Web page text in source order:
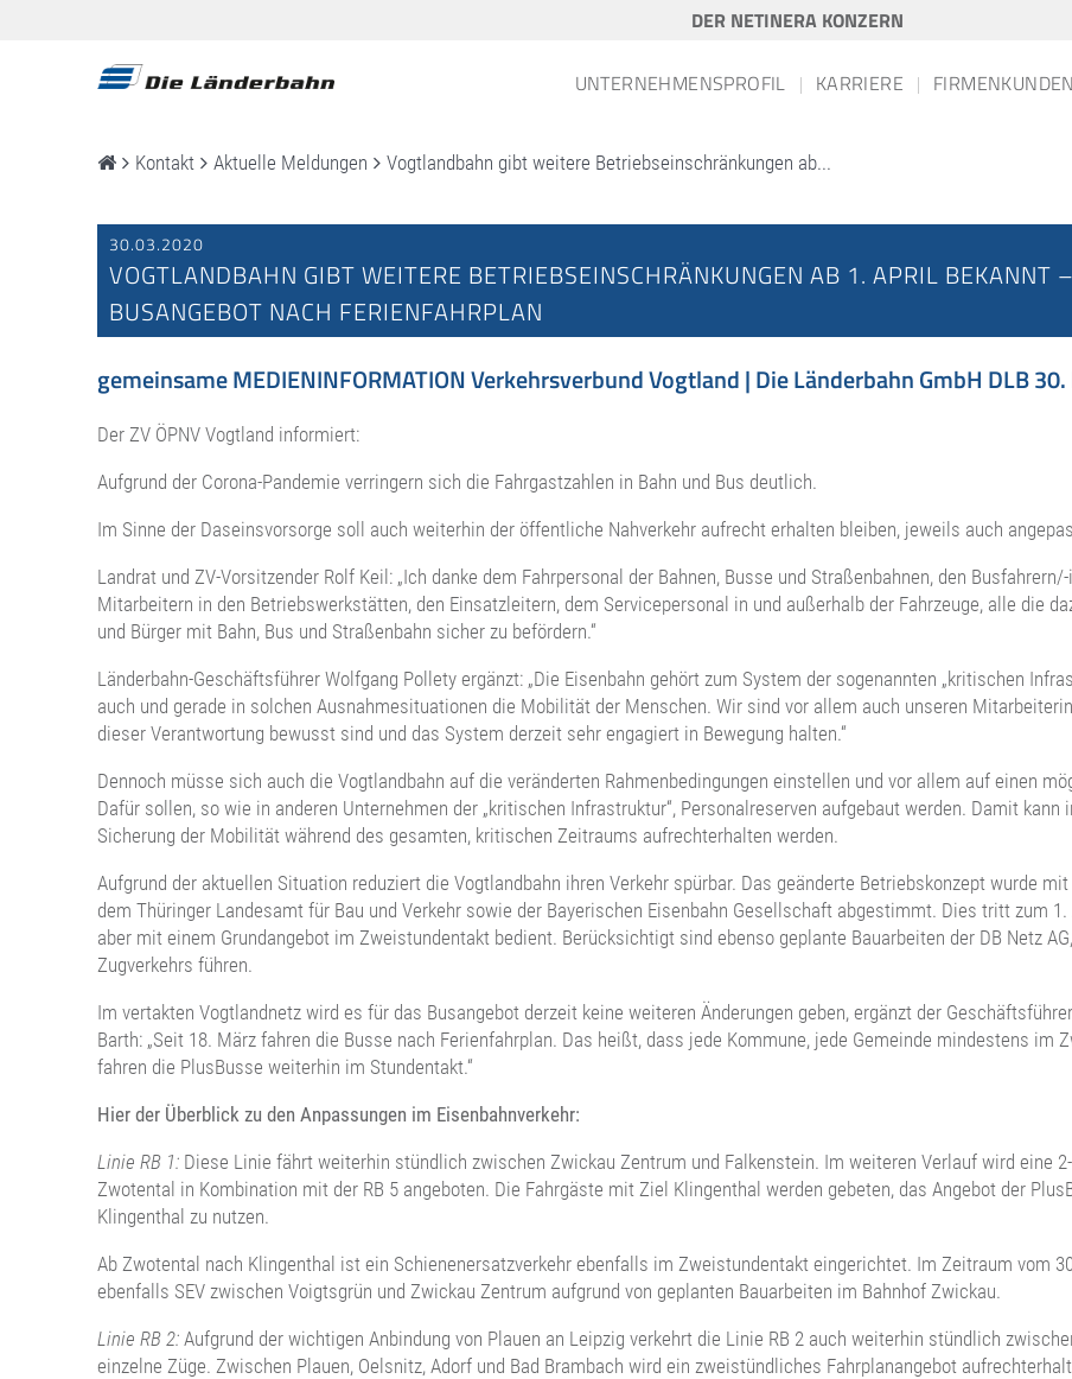
DER NETINERA KONZERN
UNTERNEHMENSPROFIL KARRIERE
Kontakt Aktuelle Meldungen Vogtlandbahn gibt weitere Betriebseinschränkungen ab...
30.03.2020
VOGTLANDBAHN GIBT WEITERE BETRIEBSEINSCHRÄNKUNGEN AB 1. APRIL BEKANNT
BUSANGEBOT NACH FERIENFAHRPLAN
gemeinsame MEDIENINFORMATION Verkehrsverbund Vogtland | Die Länderbahn GmbH DLB
Der ZV ÖPNV Vogtland informiert:
Aufgrund der Corona-Pandemie verringern sich die Fahrgastzahlen in Bahn und Bus deutlich.
Im Sinne der Daseinsvorsorge soll auch weiterhin der öffentliche Nahverkehr aufrecht erhalten bleiben, jeweils auch
Landrat und ZV-Vorsitzender Rolf Keil: „Ich danke dem Fahrpersonal der Bahnen, Busse und Straßenbahnen, den
Mitarbeitern in den Betriebswerkstätten, den Einsatzleitern, dem Servicepersonal in und außerhalb der Fahrzeuge, alle die
und Bürger mit Bahn, Bus und Straßenbahn sicher zu befördern.“
Länderbahn-Geschäftsführer Wolfgang Pollety ergänzt: „Die Eisenbahn gehört zum System der sogenannten „kritischen
auch und gerade in solchen Ausnahmesituationen die Mobilität der Menschen. Wir sind vor allem auch unseren
dieser Verantwortung bewusst sind und das System derzeit sehr engagiert in Bewegung halten.“
Dennoch müsse sich auch die Vogtlandbahn auf die veränderten Rahmenbedingungen einstellen und vor allem auf einen
Dafür sollen, so wie in anderen Unternehmen der „kritischen Infrastruktur“, Personalreserven aufgebaut werden. Damit
Sicherung der Mobilität während des gesamten, kritischen Zeitraums aufrechterhalten werden.
Aufgrund der aktuellen Situation reduziert die Vogtlandbahn ihren Verkehr spürbar. Das geänderte Betriebskonzept wurde
dem Thüringer Landesamt für Bau und Verkehr sowie der Bayerischen Eisenbahn Gesellschaft abgestimmt. Dies tritt zum
aber mit einem Grundangebot im Zweistundentakt bedient. Berücksichtigt sind ebenso geplante Bauarbeiten der DB Netz
Zugverkehrs führen.
Im vertakten Vogtlandnetz wird es für das Busangebot derzeit keine weiteren Änderungen geben, ergänzt der
Barth: „Seit 18. März fahren die Busse nach Ferienfahrplan. Das heißt, dass jede Kommune, jede Gemeinde mindestens im
fahren die PlusBusse weiterhin im Stundentakt.“
Hier der Überblick zu den Anpassungen im Eisenbahnverkehr:
Linie RB 1: Diese Linie fährt weiterhin stündlich zwischen Zwickau Zentrum und Falkenstein. Im weiteren Verlauf wird eine
Zwotental in Kombination mit der RB 5 angeboten. Die Fahrgäste mit Ziel Klingenthal werden gebeten, das Angebot der
Klingenthal zu nutzen.
Ab Zwotental nach Klingenthal ist ein Schienenersatzverkehr ebenfalls im Zweistundentakt eingerichtet. Im Zeitraum vom
ebenfalls SEV zwischen Voigtsgrün und Zwickau Zentrum aufgrund von geplanten Bauarbeiten im Bahnhof Zwickau.
Linie RB 2: Aufgrund der wichtigen Anbindung von Plauen an Leipzig verkehrt die Linie RB 2 auch weiterhin stündlich
einzelne Züge. Zwischen Plauen, Oelsnitz, Adorf und Bad Brambach wird ein zweistündliches Fahrplanangebot